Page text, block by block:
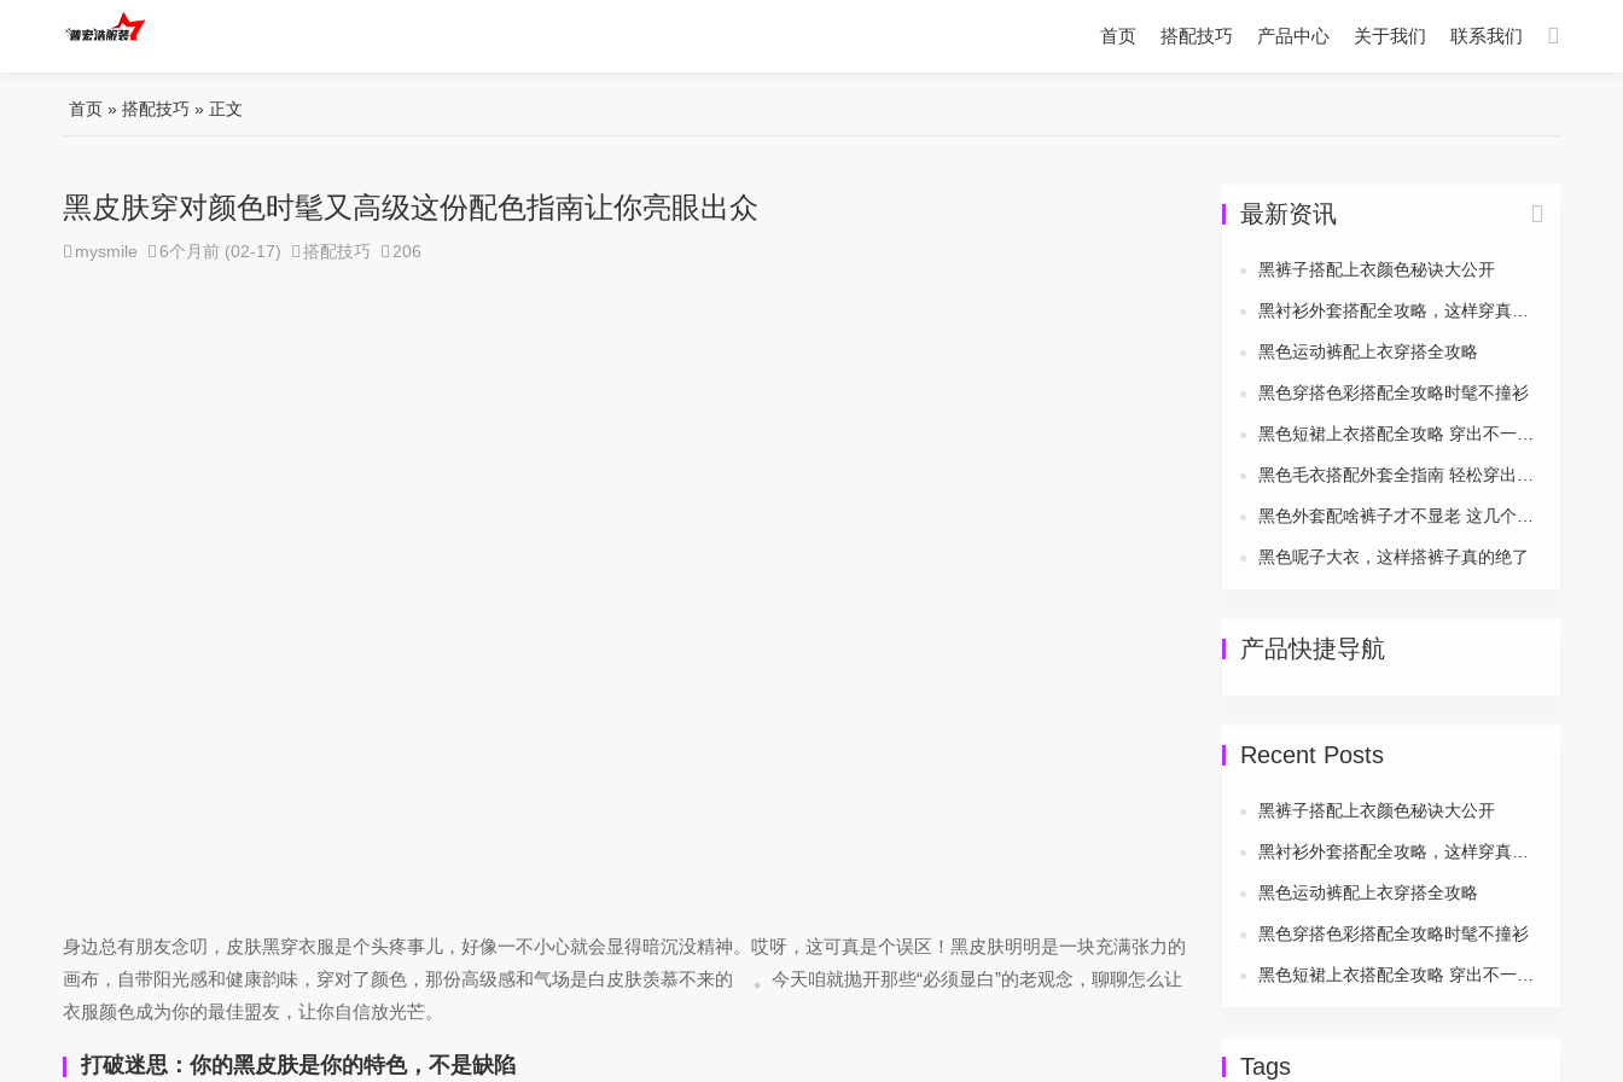
首页 搭配技巧 产品中心 关于我们 联系我们
首页 » 搭配技巧 » 正文
黑皮肤穿对颜色时髦又高级这份配色指南让你亮眼出众
mysmile 6个月前 (02-17) 搭配技巧 206
身边总有朋友念叨，皮肤黑穿衣服是个头疼事儿，好像一不小心就会显得暗沉没精神。哎呀，这可真是个误区！黑皮肤明明是一块充满张力的
画布，自带阳光感和健康韵味，穿对了颜色，那份高级感和气场是白皮肤羡慕不来的
。今天咱就抛开那些“必须显白”的老观念，聊聊怎么让
衣服颜色成为你的最佳盟友，让你自信放光芒。
打破迷思：你的黑皮肤是你的特色，不是缺陷
最新资讯
黑裤子搭配上衣颜色秘诀大公开
黑色运动裤配上衣穿搭全攻略
黑色穿搭色彩搭配全攻略时髦不撞衫
黑色呢子大衣，这样搭裤子真的绝了
产品快捷导航
Recent Posts
黑裤子搭配上衣颜色秘诀大公开
黑色运动裤配上衣穿搭全攻略
黑色穿搭色彩搭配全攻略时髦不撞衫
Tags